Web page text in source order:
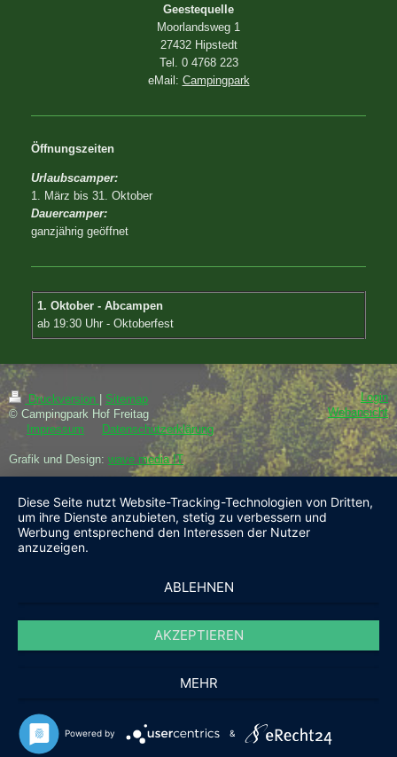
Geestequelle
Moorlandsweg 1
27432 Hipstedt
Tel. 0 4768 223
eMail: Campingpark
Öffnungszeiten
Urlaubscamper:
1. März bis 31. Oktober
Dauercamper:
ganzjährig geöffnet
1. Oktober - Abcampen
ab 19:30 Uhr - Oktoberfest
Druckversion
Sitemap
© Campingpark Hof Freitag
Impressum
Datenschutzerklärung
Grafik und Design: wave.media IT
Login
Webansicht
Diese Seite nutzt Website-Tracking-Technologien von Dritten,
um ihre Dienste anzubieten, stetig zu verbessern und
Werbung entsprechend den Interessen der Nutzer
anzuzeigen.
ABLEHNEN
AKZEPTIEREN
MEHR
Powered by &